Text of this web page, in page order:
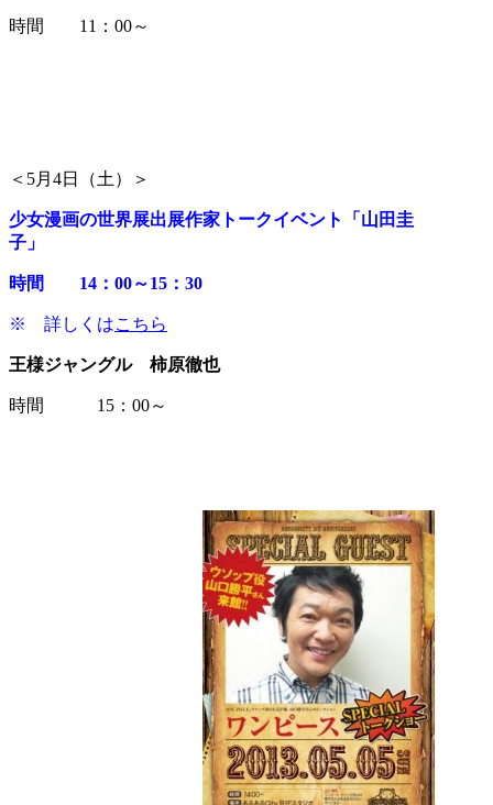
時間 11：00～
＜5月4日（土）＞
少女漫画の世界展出展作家トークイベント「山田圭
子」
時間 14：00～15：30
※ 詳しくはこちら
王様ジャングル 柿原徹也
時間 15：00～